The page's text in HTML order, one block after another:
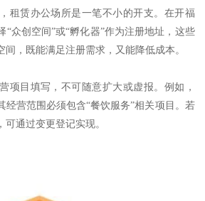
租赁办公场所是一笔不小的开支。在开福
“众创空间”或“孵化器”作为注册地址，这些
，既能满足注册需求，又能降低成本。
项目填写，不可随意扩大或虚报。例如，
经营范围必须包含“餐饮服务”相关项目。若
通过变更登记实现。